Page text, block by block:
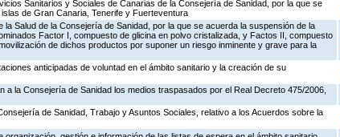
Sanitarios y Sociales de Canarias de la Consejería de Sanidad, por la que se
de Gran Canaria, Tenerife y Fuerteventura
Salud de la Consejería de Sanidad, por la que se acuerda la suspensión de la
Factor I, compuesto de glicina en polvo cristalizada, y Factos II, compuesto
de dichos productos por suponer un riesgo inminente y grave para la
anticipadas de voluntad en el ámbito sanitario y la creación de su
a la Consejería de Sanidad los medios traspasados por el Real Decreto 475/2006,
de Sanidad, Trabajo y Asuntos Sociales, relativo a los Acuerdos sobre la